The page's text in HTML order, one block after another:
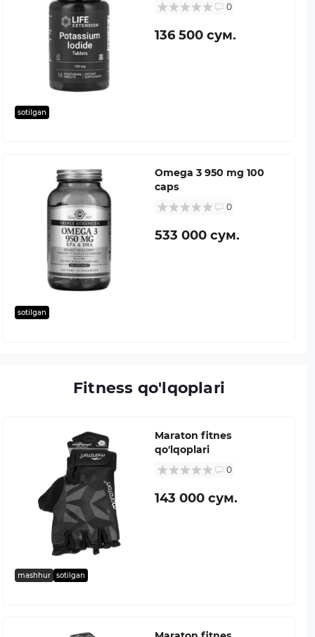
sotilgan
0
136 500 сум.
sotilgan
Omega 3 950 mg 100
caps
0
533 000 сум.
Fitness qo'lqoplari
mashhur sotilgan
Maraton fitnes
qo'lqoplari
0
143 000 сум.